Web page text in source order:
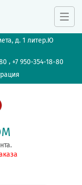
д. 1 литер.Ю
,+7 950-354-18-80